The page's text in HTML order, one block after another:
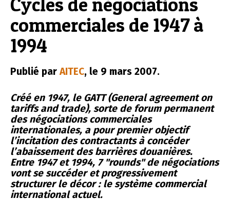
commerciales de 1947 à
1994
Publié parAITEC, le 9 mars 2007.
Créé en 1947, le GATT (General agreement on
tariffs and trade), sorte de forum permanent
des négociations commerciales
internationales, a pour premier objectif
l’incitation des contractants à concéder
l’abaissement des barrières douanières.
Entre 1947 et 1994, 7 "rounds" de négociations
vont se succéder et progressivement
structurer le décor : le système commercial
international actuel.